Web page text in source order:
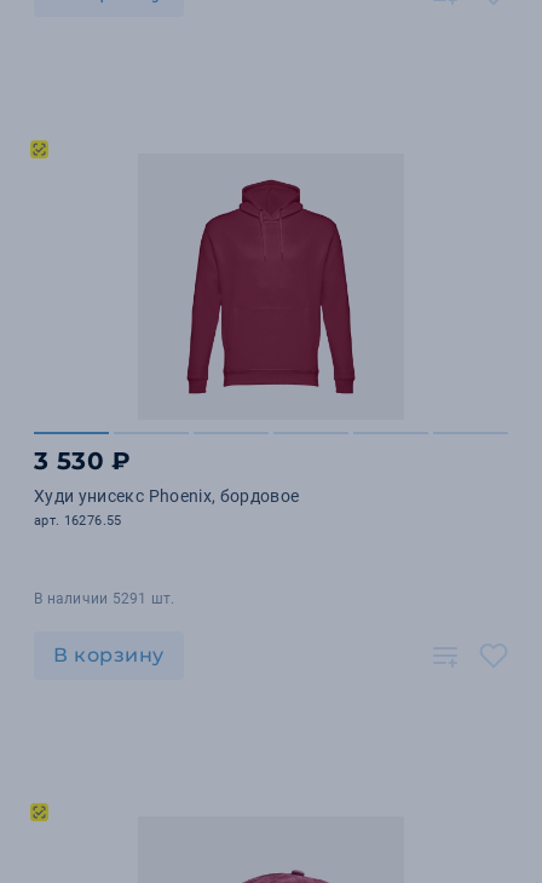
3 530 ₽
Худи унисекс Phoenix, бордовое
арт. 16276.55
В наличии 5291 шт.
В корзину